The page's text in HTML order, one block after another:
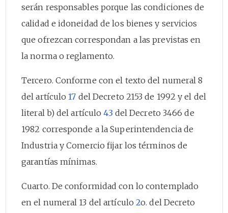
serán responsables porque las condiciones de
calidad e idoneidad de los bienes y servicios
que ofrezcan correspondan a las previstas en
la norma o reglamento.
Tercero. Conforme con el texto del numeral 8
del artículo17 del Decreto 2153 de 1992 y el del
literal b) del artículo43 del Decreto 3466 de
1982 corresponde a la Superintendencia de
Industria y Comercio fijar los términos de
garantías mínimas.
Cuarto. De conformidad con lo contemplado
en el numeral 13 del artículo2o. del Decreto